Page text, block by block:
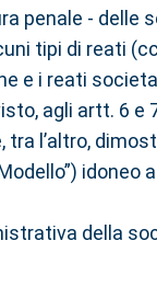
penale - delle
tipi di reati
e i reati
agli artt. 6 e
tra l’altro,
della